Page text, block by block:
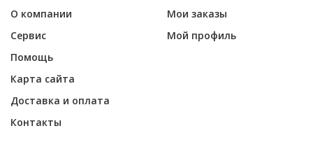
О компании
Сервис
Помощь
Карта сайта
Доставка и оплата
Контакты
Мои заказы
Мой профиль